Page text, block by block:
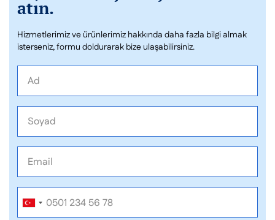
atın.
Hizmetlerimiz ve ürünlerimiz hakkında daha fazla bilgi almak
isterseniz, formu doldurarak bize ulaşabilirsiniz.